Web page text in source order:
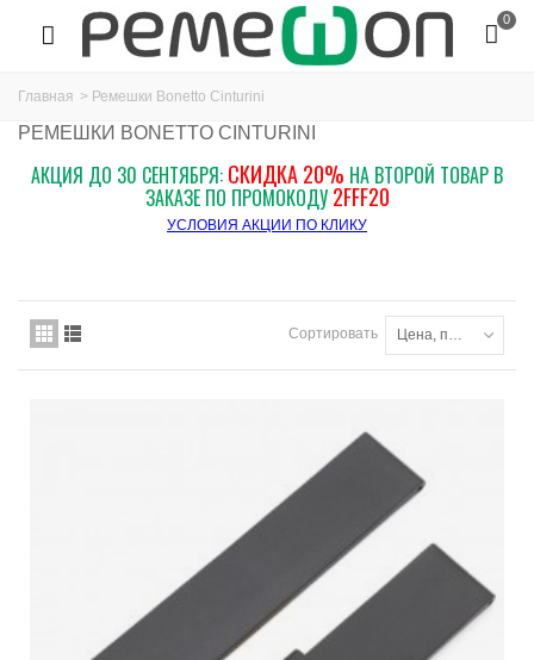
0
Главная > Ремешки Bonetto Cinturini
РЕМЕШКИ BONETTO CINTURINI
АКЦИЯ ДО 30 СЕНТЯБРЯ: СКИДКА 20% НА ВТОРОЙ ТОВАР В
ЗАКАЗЕ ПО ПРОМОКОДУ 2FFF20
УСЛОВИЯ АКЦИИ ПО КЛИКУ
Сортировать Цена, по возрастанию